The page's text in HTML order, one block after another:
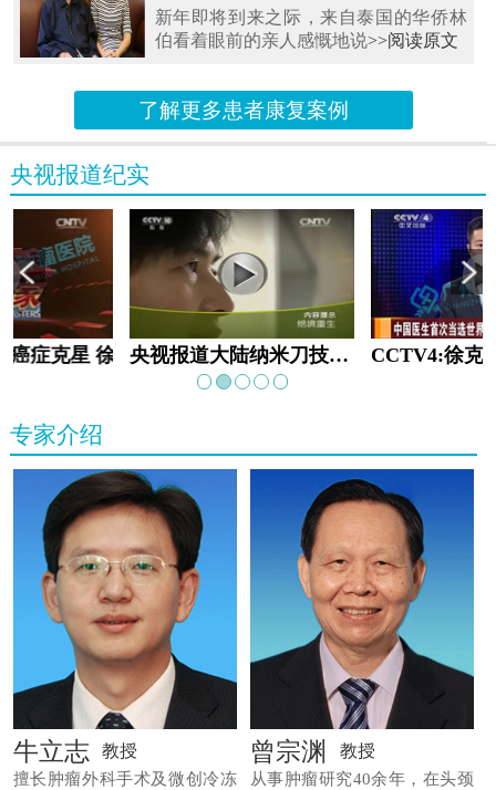
新年即将到来之际，来自泰国的华侨林
伯看着眼前的亲人感慨地说>>阅读原文
了解更多患者康复案例
央视报道纪实
癌症克星 徐克成 央视报道大陆纳米刀技术手术：绝境重生
专家介绍
牛立志 教授
擅长肿瘤外科手术及微创冷冻
曾宗渊 教授
从事肿瘤研究40余年，在头颈